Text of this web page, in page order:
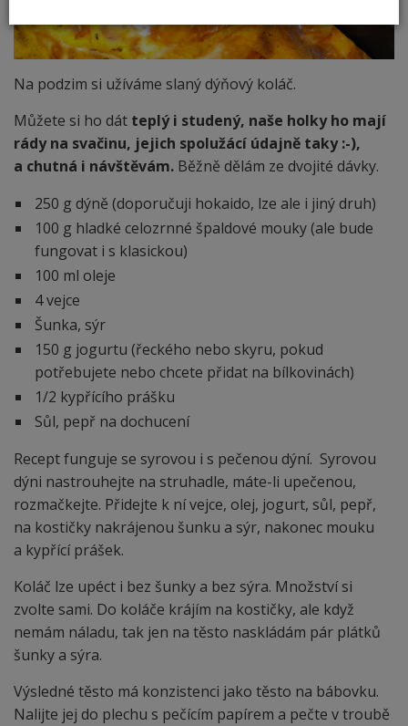
Na podzim si užíváme slaný dýňový koláč.
Můžete si ho dát teplý i studený, naše holky ho mají
rády na svačinu, jejich spolužácí údajně taky :-),
a chutná i návštěvám. Běžně dělám ze dvojité dávky.
250 g dýně (doporučuji hokaido, lze ale i jiný druh)
100 g hladké celozrnné špaldové mouky (ale bude
fungovat i s klasickou)
100 ml oleje
4 vejce
Šunka, sýr
150 g jogurtu (řeckého nebo skyru, pokud
potřebujete nebo chcete přidat na bílkovinách)
1/2 kypřícího prášku
Sůl, pepř na dochucení
Recept funguje se syrovou i s pečenou dýní. Syrovou
dýni nastrouhejte na struhadle, máte-li upečenou,
rozmačkejte. Přidejte k ní vejce, olej, jogurt, sůl, pepř,
na kostičky nakrájenou šunku a sýr, nakonec mouku
a kypřící prášek.
Koláč lze upéct i bez šunky a bez sýra. Množství si
zvolte sami. Do koláče krájím na kostičky, ale když
nemám náladu, tak jen na těsto naskládám pár plátků
šunky a sýra.
Výsledné těsto má konzistenci jako těsto na bábovku.
Nalijte jej do plechu s pečícím papírem a pečte v troubě